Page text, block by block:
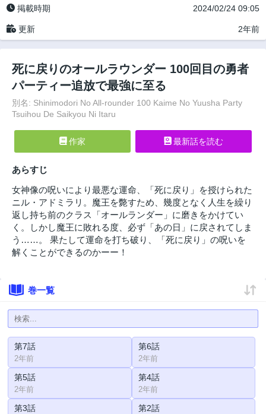
掲載時期 2024/02/24 09:05
更新 2年前
死に戻りのオールラウンダー 100回目の勇者
パーティー追放で最強に至る
別名: Shinimodori No All-rounder 100 Kaime No Yuusha Party
Tsuihou De Saikyou Ni Itaru
作家 最新話を読む
あらすじ
女神像の呪いにより最悪な運命、「死に戻り」を授けられた
ニル・アドミラリ。魔王を斃すため、幾度となく人生を繰り
返し持ち前のクラス「オールランダー」に磨きをかけてい
く。しかし魔王に敗れる度、必ず「あの日」に戻されてしま
う……。 果たして運命を打ち破り、「死に戻り」の呪いを
解くことができるのかーー！
巻一覧
第7話
2年前
第6話
2年前
第5話
2年前
第4話
2年前
第3話 第2話